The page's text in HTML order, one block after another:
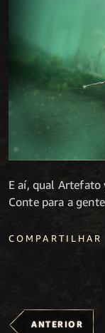
E aí, qual Artefato
Conte para a
COMPARTILHAR
ANTERIOR